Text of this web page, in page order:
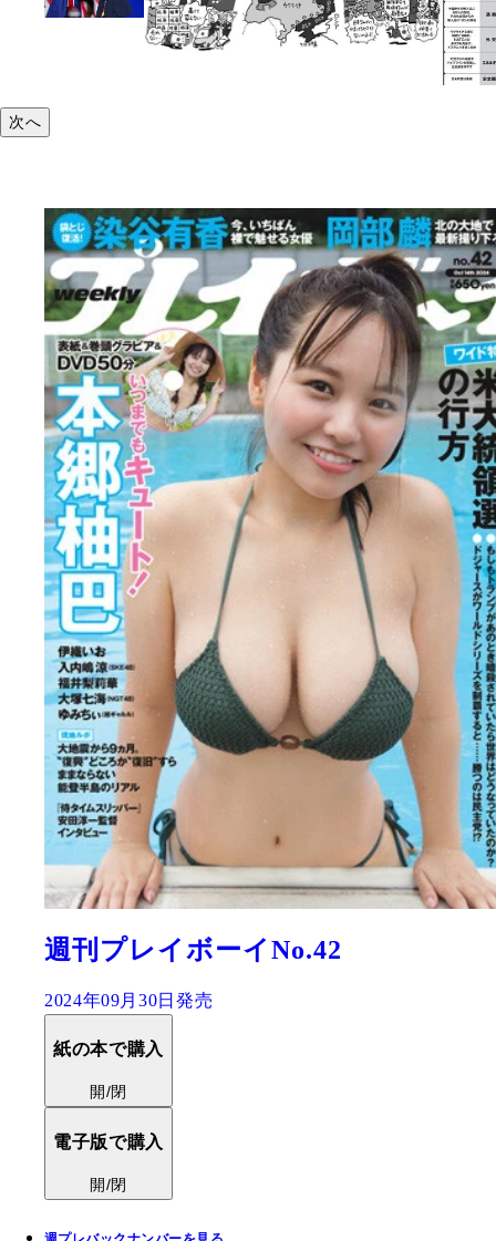
次へ
週刊プレイボーイNo.42
2024年09月30日発売
紙の本で購入
開/閉
電子版で購入
開/閉